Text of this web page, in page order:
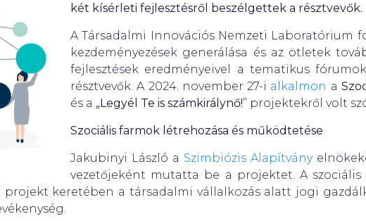
két kísérleti fejlesztésről beszélgettek a résztvevők.
A Társadalmi Innovációs Nemzeti Laboratórium
kezdeményezések generálása és az ötletek
fejlesztések eredményeivel a tematikus
résztvevők. A 2024. november 27-i alkalmon a
és a „Legyél Te is számkirálynő!” projektekről volt
Szociális farmok létrehozása és működtetése
Jakubinyi László a Szimbiózis Alapítvány
vezetőjeként mutatta be a projektet. A
keretében a társadalmi vállalkozás alatt jogi